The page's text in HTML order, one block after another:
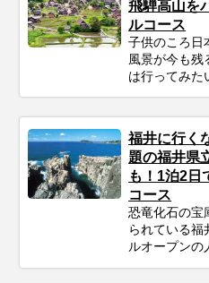
飛騨高山を
ルコース
子供のころ日
風景が今も残
は行ってみた
福井に行く
題の福井県
も！1泊2日
コース
恐竜化石の宝
られている福
ルオープンの